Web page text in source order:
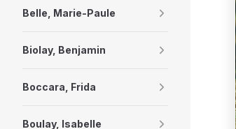
Belle, Marie-Paule
Biolay, Benjamin
Boccara, Frida
Boulay, Isabelle